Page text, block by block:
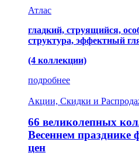
Атлас
гладкий, струящийся,
структура, эффектный
(4 коллекции)
подробнее
Акции, Скидки и
66 великолепных
Весеннем празднике
цен